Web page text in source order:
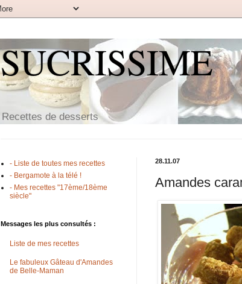
SUCRISSIME
Recettes de desserts
28.11.07
Amandes
- Liste de toutes mes recettes
- Bergamote à la télé !
- Mes recettes "17ème/18ème
siècle"
Messages les plus consultés :
Liste de mes recettes
Le fabuleux Gâteau d'Amandes
de Belle-Maman